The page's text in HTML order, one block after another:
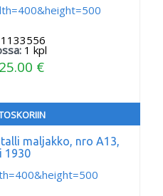
1133556
1 kpl
25.00 €
maljakko, nro A13,
1930